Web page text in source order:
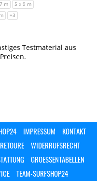
m
5 x 9 m
+3
Testmaterial aus
IMPRESSUM
KONTAKT
RETOURE
WIDERRUFSRECHT
GROESSENTABELLEN
TEAM-SURFSHOP24